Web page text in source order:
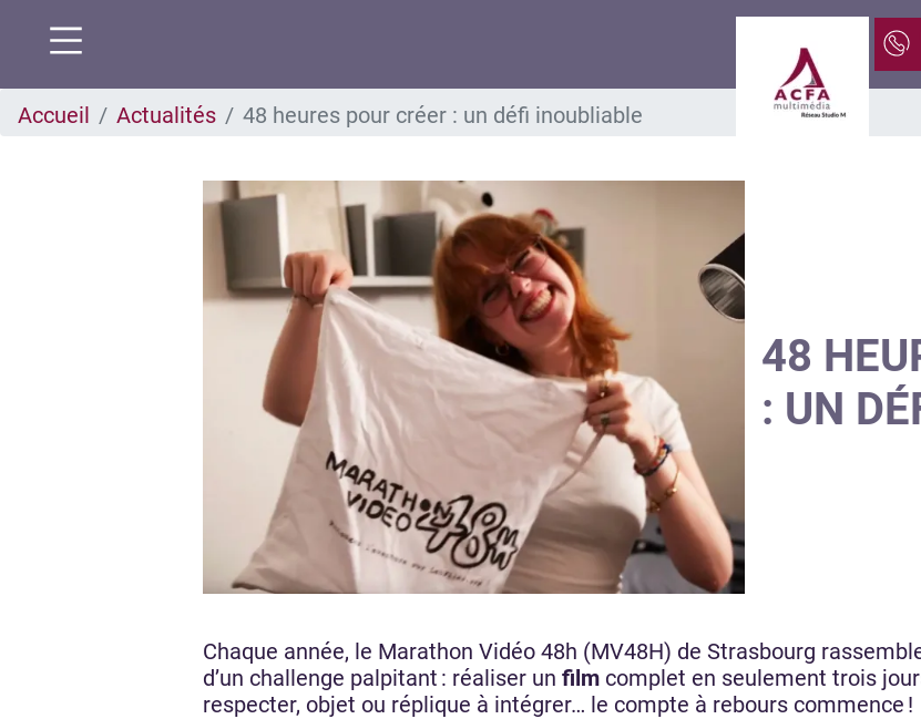
auAccueil Actualités 48 heures pour créer : un défi inoubliable
48
: UN
Chaque année, le Marathon Vidéo 48h (MV48H) de Strasbourg
d’un challenge palpitant : réaliser un film complet en seulement trois
respecter, objet ou réplique à intégrer… le compte à rebours commence !